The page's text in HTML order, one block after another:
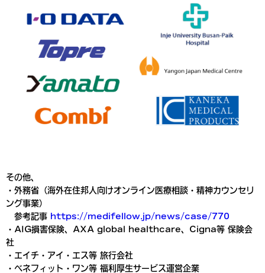
その他、
・外務省（海外在住邦人向けオンライン医療相談・精神カウンセリ
ング事業）
参考記事 https://medifellow.jp/news/case/770
・AIG損害保険、AXA global healthcare、Cigna等 保険会
社
・エイチ・アイ・エス等 旅行会社
・ベネフィット・ワン等 福利厚生サービス運営企業